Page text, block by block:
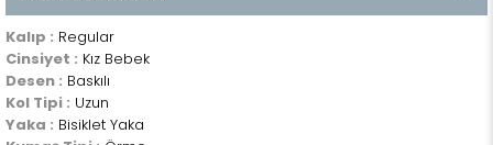
Kalıp : Regular
Cinsiyet : Kız Bebek
Desen : Baskılı
Kol Tipi : Uzun
Yaka : Bisiklet Yaka